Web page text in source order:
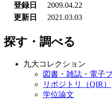
登録日
2009.04.22
更新日
2021.03.03
探す・調べる
九大コレクション
図書・雑誌・電子
リポジトリ（QIR）
学位論文